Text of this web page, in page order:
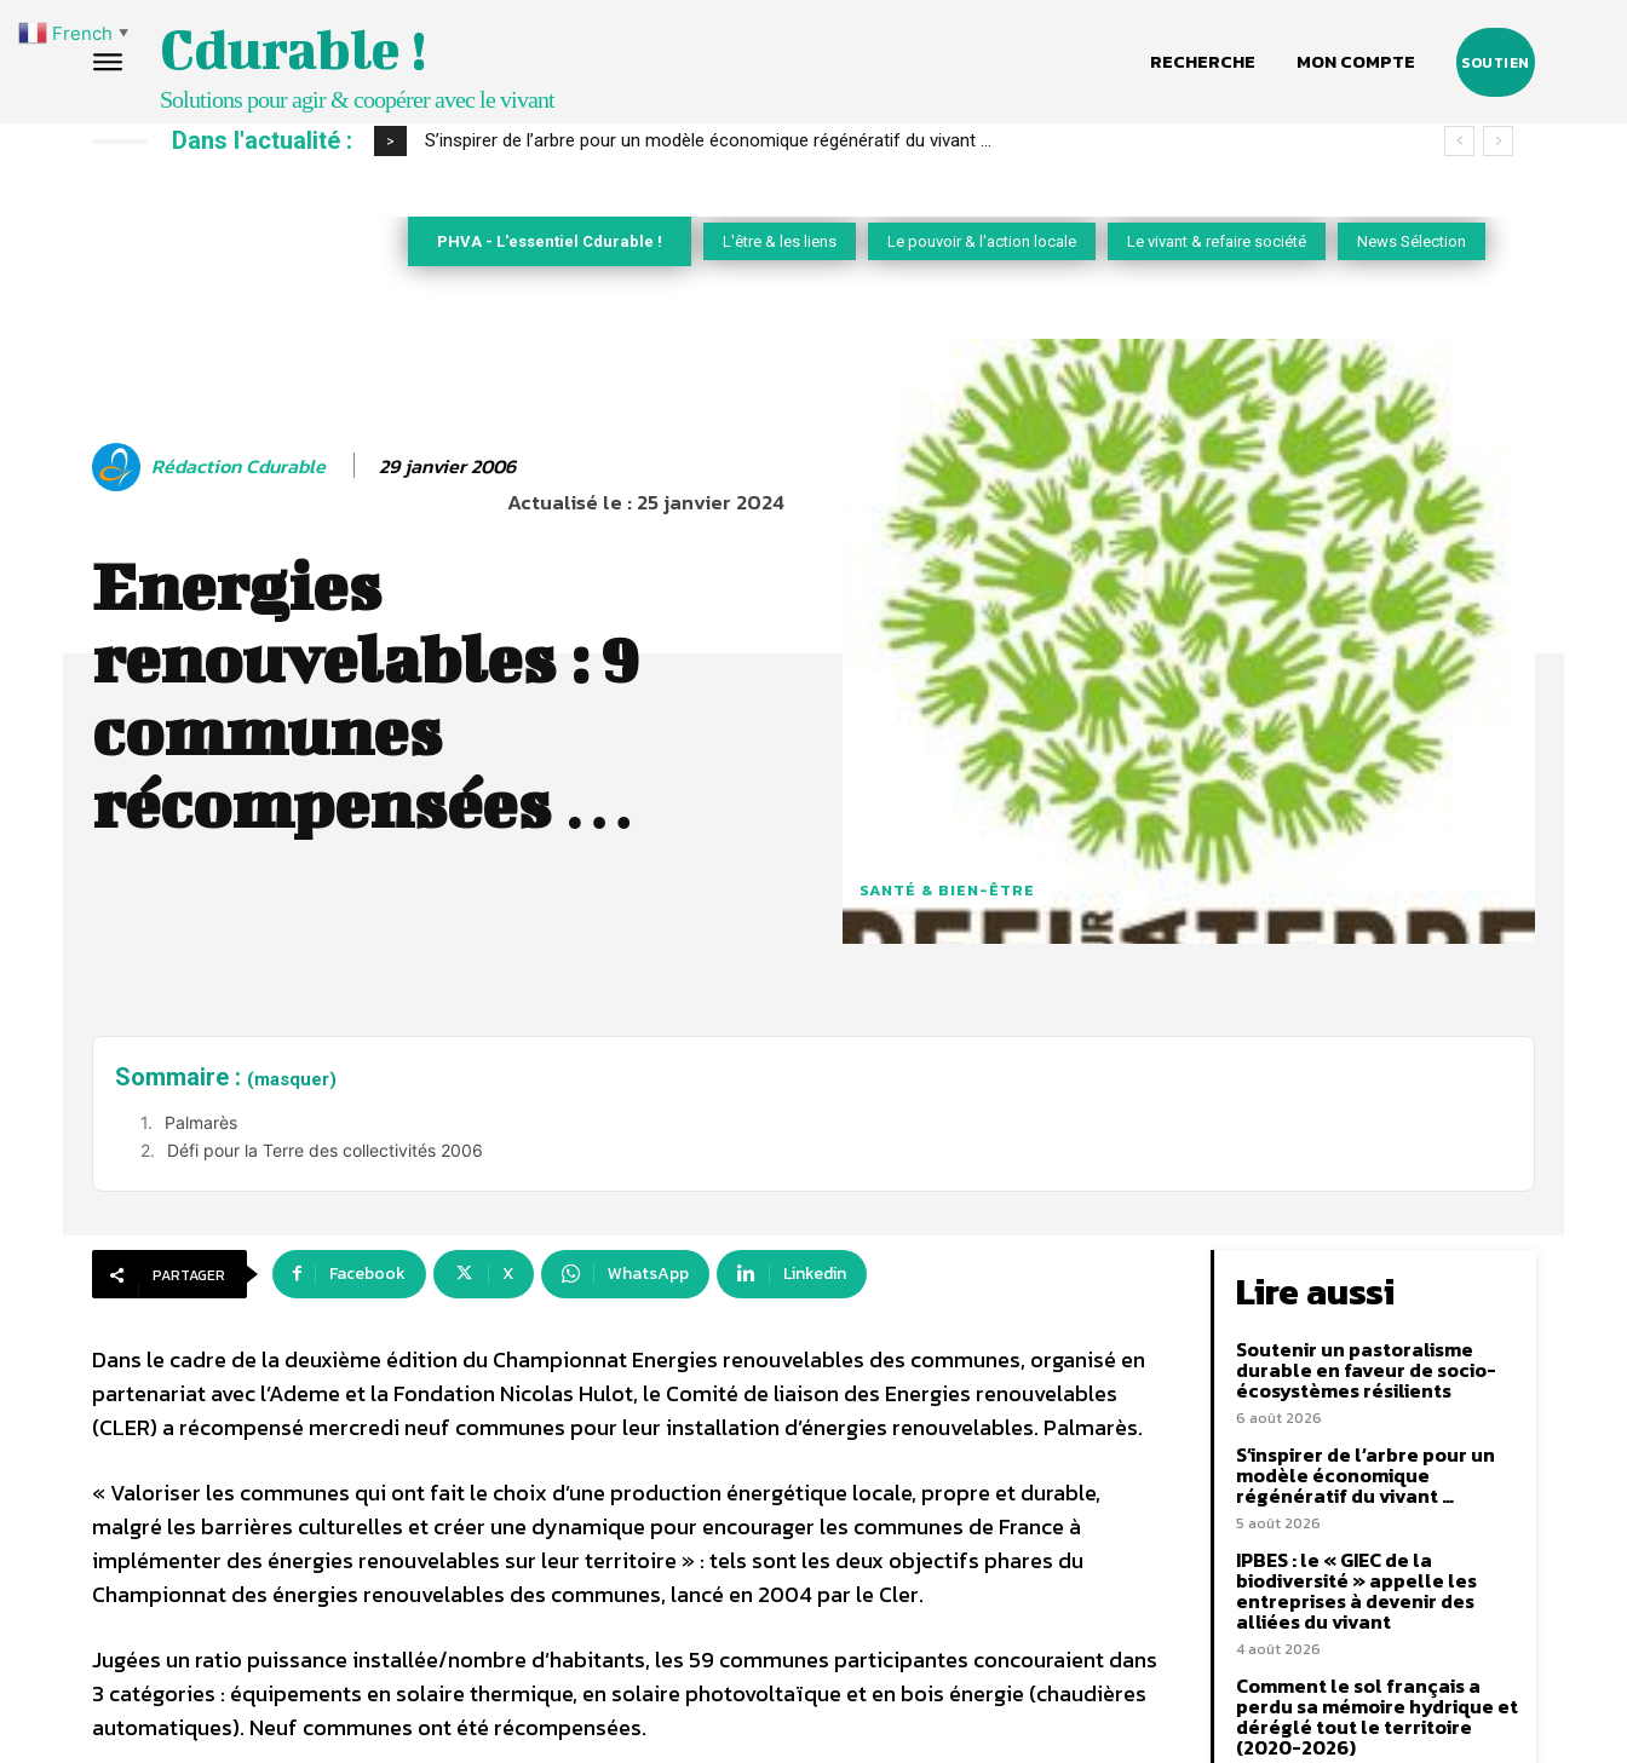
Cdurable !
Solutions pour agir & coopérer avec le vivant
RECHERCHE MON COMPTE SOUTIEN
Dans l'actualité : > IPBES : le « GIEC de la biodiversité » appelle les entreprises à devenir des alliées du vivant
PHVA - L'essentiel Cdurable ! L'être & les liens Le pouvoir & l'action locale Le vivant & refaire société News Sélection
Rédaction Cdurable 29 janvier 2006
Actualisé le :25 janvier 2024
Energies
renouvelables : 9
communes
récompensées …
SANTÉ & BIEN-ÊTRE
Sommaire : (masquer)
Palmarès
Défi pour la Terre des collectivités 2006
PARTAGER Facebook X WhatsApp Linkedin
Dans le cadre de la deuxième édition du Championnat Energies renouvelables des communes, organisé en
partenariat avec l’Ademe et la Fondation Nicolas Hulot, le Comité de liaison des Energies renouvelables
(CLER) a récompensé mercredi neuf communes pour leur installation d’énergies renouvelables. Palmarès.
« Valoriser les communes qui ont fait le choix d’une production énergétique locale, propre et durable,
malgré les barrières culturelles et créer une dynamique pour encourager les communes de France à
implémenter des énergies renouvelables sur leur territoire » : tels sont les deux objectifs phares du
Championnat des énergies renouvelables des communes, lancé en 2004 par le Cler.
Jugées un ratio puissance installée/nombre d’habitants, les 59 communes participantes concouraient dans
3 catégories : équipements en solaire thermique, en solaire photovoltaïque et en bois énergie (chaudières
automatiques). Neuf communes ont été récompensées.
Lire aussi
Soutenir un pastoralisme
durable en faveur de socio-
écosystèmes résilients
6 août 2026
S’inspirer de l’arbre pour un
modèle économique
régénératif du vivant …
5 août 2026
IPBES : le « GIEC de la
biodiversité » appelle les
entreprises à devenir des
alliées du vivant
4 août 2026
Comment le sol français a
perdu sa mémoire hydrique et
déréglé tout le territoire
(2020-2026)
French ▼